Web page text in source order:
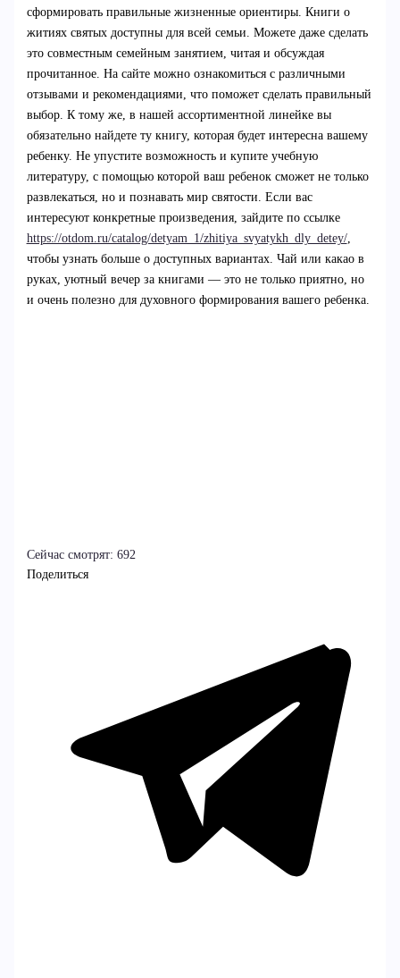
сформировать правильные жизненные ориентиры. Книги о
житиях святых доступны для всей семьи. Можете даже сделать
это совместным семейным занятием, читая и обсуждая
прочитанное. На сайте можно ознакомиться с различными
отзывами и рекомендациями, что поможет сделать правильный
выбор. К тому же, в нашей ассортиментной линейке вы
обязательно найдете ту книгу, которая будет интересна вашему
ребенку. Не упустите возможность и купите учебную
литературу, с помощью которой ваш ребенок сможет не только
развлекаться, но и познавать мир святости. Если вас
интересуют конкретные произведения, зайдите по ссылке
https://otdom.ru/catalog/detyam_1/zhitiya_svyatykh_dly_detey/,
чтобы узнать больше о доступных вариантах. Чай или какао в
руках, уютный вечер за книгами — это не только приятно, но
и очень полезно для духовного формирования вашего ребенка.
Сейчас смотрят: 692
Поделиться